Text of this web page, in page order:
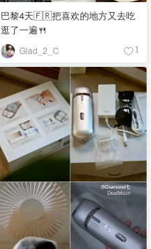
巴黎4天🇫🇷把喜欢的地方又去吃
逛了一遍🍴
Glad_2_C 1